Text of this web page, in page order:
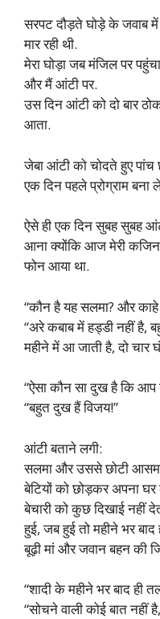
सरपट दौड़ते घोड़े के जवाब में
मार रही थी.
मेरा घोड़ा जब मंजिल पर
और मैं आंटी पर.
उस दिन आंटी को दो बार
आता.
जेबा आंटी को चोदते हुए
एक दिन पहले प्रोग्राम बना
ऐसे ही एक दिन सुबह सुबह
आना क्योंकि आज मेरी
फोन आया था.
“कौन है यह सलमा? और काहे
“अरे कबाब में हड्डी नहीं है,
महीने में आ जाती है, दो चार
“ऐसा कौन सा दुख है कि आप
“बहुत दुख हैं विजय!”
आंटी बताने लगी:
सलमा और उससे छोटी आसमां,
बेटियों को छोड़कर अपना
बेचारी को कुछ दिखाई नहीं
हुई, जब हुई तो महीने भर
बूढ़ी मां और जवान बहन की
“शादी के महीने भर बाद ही
“सोचने वाली कोई बात नहीं